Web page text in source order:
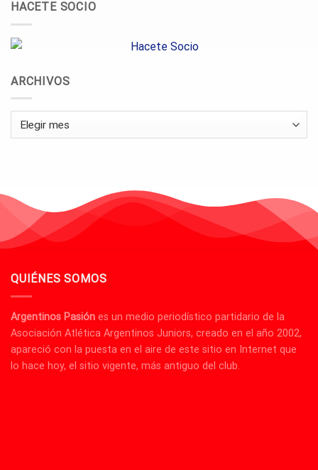
HACETE SOCIO
ARCHIVOS
Archivos
QUIÉNES SOMOS
Argentinos Pasión es un medio periodístico partidario de la
Asociación Atlética Argentinos Juniors, creado en el año 2002,
apareció con la puesta en el aire de este sitio en Internet que
lo hace hoy, el sitio vigente, más antiguo del club.